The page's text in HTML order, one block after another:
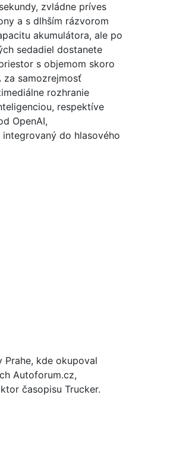
zvládne príves
a s dlhším rázvorom
akumulátora, ale po
sedadiel dostanete
s objemom skoro
za samozrejmosť
rozhranie
respektíve
OpenAI,
do hlasového
kde okupoval
Autoforum.cz,
časopisu Trucker.